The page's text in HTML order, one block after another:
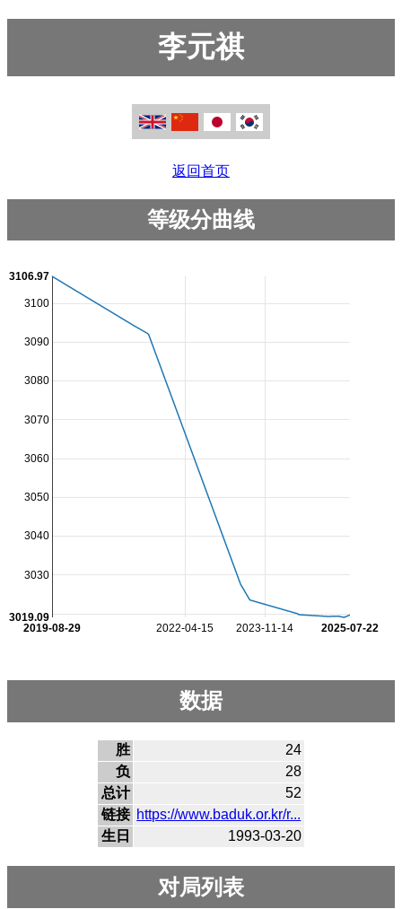
李元祺
返回首页
等级分曲线
2022-04-15 2023-11-14
2019-08-29 2025-07-22
3030
3040
3050
3060
3070
3080
3090
3100
3019.09
3106.97
数据
胜
24
负
28
总计
52
链接 https://www.baduk.or.kr/r...
生日
1993-03-20
对局列表